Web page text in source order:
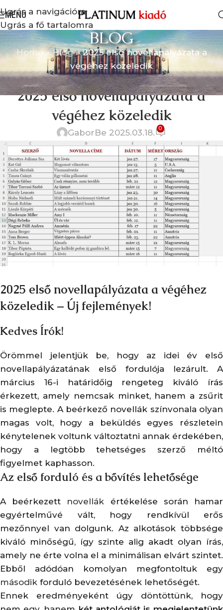
Ugrás a navigációra
Ugrás a fő tartalomra
MENÜ
BLOG
Home»Blog»2025 első novellapályázata a
végéhez közeledik
HÍREK
2025 első novellapályázata a
végéhez közeledik
GaborBe 2025.03.18. 0
2025 első novellapályázata a végéhez
közeledik – Új fejlemények!
Kedves Írók!
Örömmel jelentjük be, hogy az idei év első
novellapályázatának első fordulója lezárult. A
március 16-i határidőig rengeteg kiváló írás
érkezett, amely nemcsak minket, hanem a zsűrit
is meglepte. A beérkező novellák színvonala olyan
magas volt, hogy a beküldés egyes részletein
kénytelenek voltunk változtatni annak érdekében,
hogy a legtöbb tehetséges szerző méltó
figyelmet kaphasson.
Az első forduló és a bővítés lehetősége
A beérkezett novellák értékelése során hamar
egyértelművé vált, hogy rendkívül erős
mezőnnyel van dolgunk. Az alkotások többsége
kiváló minőségű, így szinte alig akadt olyan írás,
amely ne érte volna el a minimálisan elvárt szintet.
Ebből adódóan komolyan megfontoltuk egy
második forduló bevezetésének lehetőségét.
Ennek eredményeként úgy döntöttünk, hogy